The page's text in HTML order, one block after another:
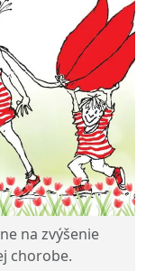
na zvýšenie
chorobe.